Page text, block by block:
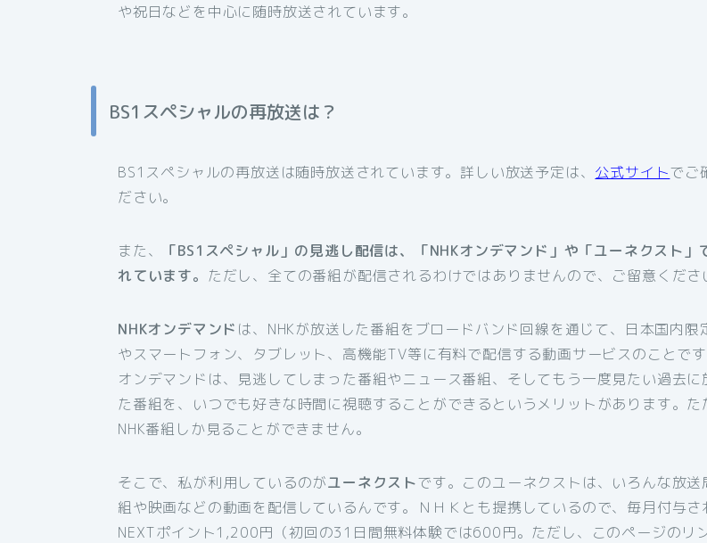
や祝日などを中心に随時放送されています。
BS1スペシャルの再放送は？
BS1スペシャルの再放送は随時放送されています。詳しい放送予定は、 公式サイトでご
ださい。
また、
「BS1スペシャル」の見逃し配信は、「NHKオンデマンド」や「ユーネクスト」
れています。 ただし、全ての番組が配信されるわけではありませんので、ご留意くださ
NHKオンデマンド は、NHKが放送した番組をブロードバンド回線を通じて、日本国内限
やスマートフォン、タブレット、高機能TV等に有料で配信する動画サービスのことです
オンデマンドは、見逃してしまった番組やニュース番組、そしてもう一度見たい過去に
た番組を、いつでも好きな時間に視聴することができるというメリットがあります。た
NHK番組しか見ることができません。
そこで、私が利用しているのがユーネクストです。このユーネクストは、いろんな放送
組や映画などの動画を配信しているんです。ＮＨＫとも提携しているので、毎月付与さ
NEXTポイント1,200円（初回の31日間無料体験では600円。ただし、このページのリ